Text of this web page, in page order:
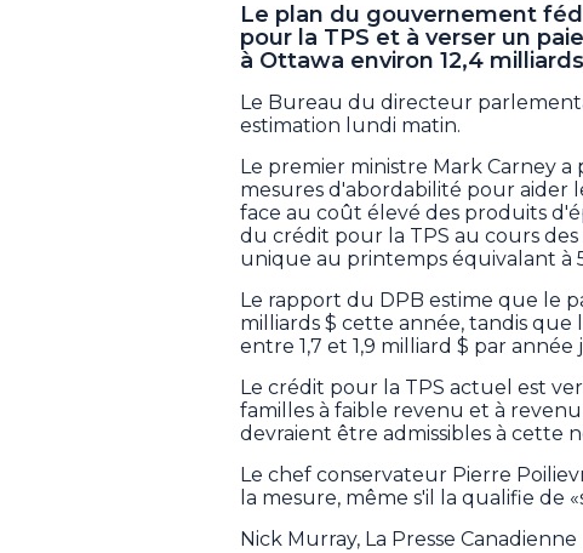
Le plan du gouvernement
pour la TPS et à verser un
à Ottawa environ 12,4
Le Bureau du directeur
estimation lundi matin.
Le premier ministre Mark Carney
mesures d'abordabilité pour aider
face au coût élevé des produits
du crédit pour la TPS au cours
unique au printemps équivalant à
Le rapport du DPB estime que le
milliards $ cette année, tandis
entre 1,7 et 1,9 milliard $ par année
Le crédit pour la TPS actuel est
familles à faible revenu et à
devraient être admissibles à cette
Le chef conservateur Pierre
la mesure, même s'il la qualifie de
Nick Murray, La Presse Canadienne